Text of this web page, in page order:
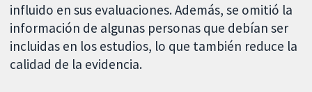
influido en sus evaluaciones. Además, se omitió la
información de algunas personas que debían ser
incluidas en los estudios, lo que también reduce la
calidad de la evidencia.